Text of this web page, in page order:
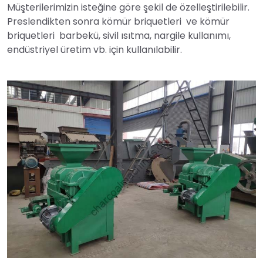
Müşterilerimizin isteğine göre şekil de özelleştirilebilir.
Preslendikten sonra kömür briquetleri ve kömür
briquetleri barbekü, sivil ısıtma, nargile kullanımı,
endüstriyel üretim vb. için kullanılabilir.